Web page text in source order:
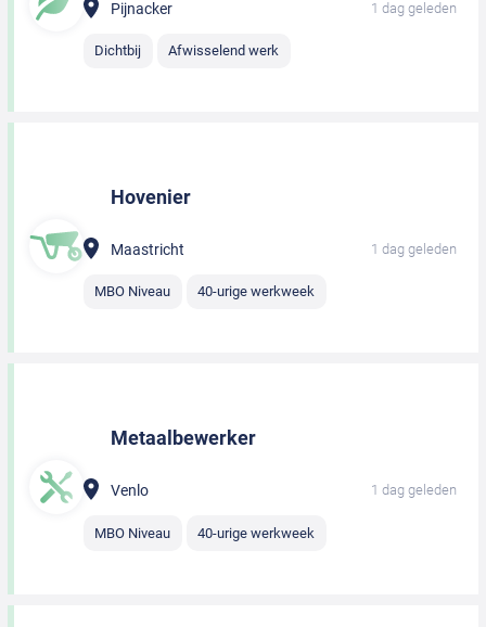
Pijnacker 1 dag geleden
Dichtbij Afwisselend werk
Hovenier
Maastricht 1 dag geleden
MBO Niveau 40-urige werkweek
Metaalbewerker
Venlo 1 dag geleden
MBO Niveau 40-urige werkweek